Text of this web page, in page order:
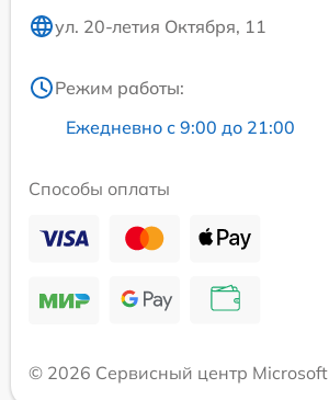
ул. 20-летия Октября, 11
Режим работы:
Ежедневно с 9:00 до 21:00
Способы оплаты
© 2026 Сервисный центр Microsoft